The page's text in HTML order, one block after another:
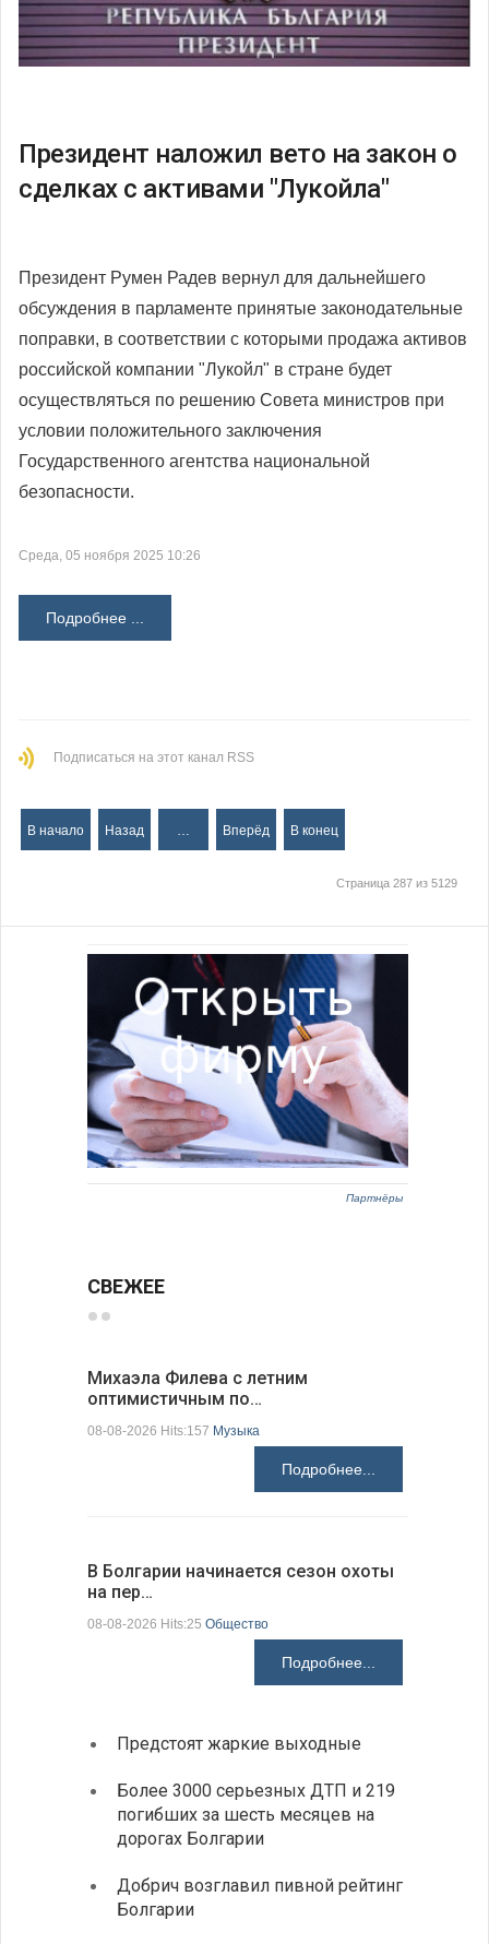
Президент наложил вето на закон о
сделках с активами "Лукойла"
Президент Румен Радев вернул для дальнейшего
обсуждения в парламенте принятые законодательные
поправки, в соответствии с которыми продажа активов
российской компании "Лукойл" в стране будет
осуществляться по решению Совета министров при
условии положительного заключения
Государственного агентства национальной
безопасности.
Среда, 05 ноября 2025 10:26
Подробнее ...
Подписаться на этот канал RSS
В начало Назад Вперёд В конец
Страница 287 из 5129
Партнёры
СВЕЖЕЕ
Михаэла Филева с летним
оптимистичным по…
08-08-2026 Hits:157 Музыка
Подробнее...
В Болгарии начинается сезон охоты
на пер…
08-08-2026 Hits:25 Общество
Подробнее...
Предстоят жаркие выходные
Более 3000 серьезных ДТП и 219
погибших за шесть месяцев на
дорогах Болгарии
Добрич возглавил пивной рейтинг
Болгарии